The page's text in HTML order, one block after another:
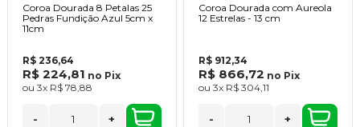
Coroa Dourada 8 Petalas 25
Pedras Fundição Azul 5cm x
11cm
R$ 236,64
R$ 224,81 no Pix
ou 3x R$ 78,88
- +
Coroa Dourada com Aureola
12 Estrelas - 13 cm
R$ 912,34
R$ 866,72 no Pix
ou 3x R$ 304,11
- +